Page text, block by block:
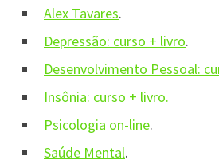
Alex Tavares.
Depressão: curso + livro.
Desenvolvimento Pessoal:
Insônia: curso + livro.
Psicologia on-line.
Saúde Mental.